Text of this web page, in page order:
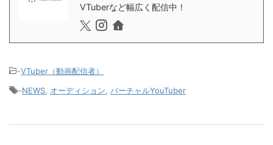
VTuberなど幅広く配信中！
-VTuber（動画配信者）
-NEWS オーディション バーチャルYouTuber